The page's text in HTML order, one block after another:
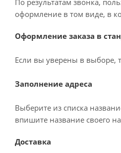
По результатам звонка,
оформление в том виде, в
Оформление заказа в
Если вы уверены в выборе,
Заполнение адреса
Выберите из списка
впишите название своего
Доставка